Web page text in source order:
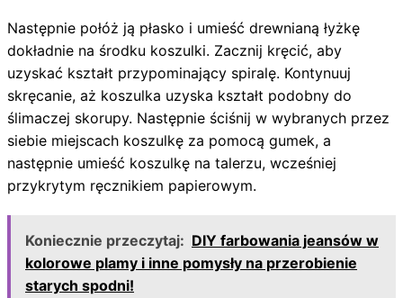
Następnie połóż ją płasko i umieść drewnianą łyżkę
dokładnie na środku koszulki. Zacznij kręcić, aby
uzyskać kształt przypominający spiralę. Kontynuuj
skręcanie, aż koszulka uzyska kształt podobny do
ślimaczej skorupy. Następnie ściśnij w wybranych przez
siebie miejscach koszulkę za pomocą gumek, a
następnie umieść koszulkę na talerzu, wcześniej
przykrytym ręcznikiem papierowym.
Koniecznie przeczytaj: DIY farbowania jeansów w
kolorowe plamy i inne pomysły na przerobienie
starych spodni!